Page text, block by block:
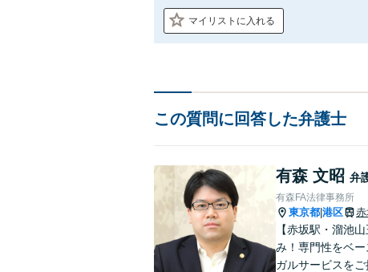
マイリストに入れる
この質問に回答した弁護士
有森 文昭 弁
有森FA法律事務所
東京都 港区 赤
【赤坂駅・溜池
み！専門性をベ
ガルサービスを